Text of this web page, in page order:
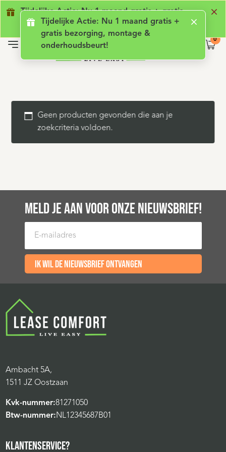
Tijdelijke Actie: Nu 1 maand gratis + gratis
bezorging, montage & onderhoudsbeurt!
Tijdelijke Actie: Nu 1 maand gratis +
gratis bezorging, montage &
onderhoudsbeurt!
Geen lening met rente Luxe comfort
Geen producten gevonden die aan je
zoekcriteria voldoen.
MELD JE AAN VOOR ONZE NIEUWSBRIEF!
E-mailadres
Ik wil de nieuwsbrief ontvangen
Ambacht 5A,
1511 JZ Oostzaan
Kvk-nummer:81271050
Btw-nummer: NL12345687B01
KLANTENSERVICE?